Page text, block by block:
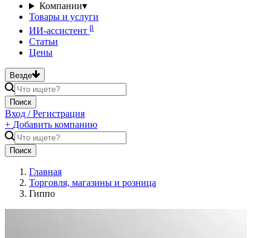
Компании▾
Товары и услуги
ИИ-ассистент β
Статьи
Цены
Везде
Поиск
Вход / Регистрация
+ Добавить компанию
Поиск
Главная
Торговля, магазины и розница
Гиппо